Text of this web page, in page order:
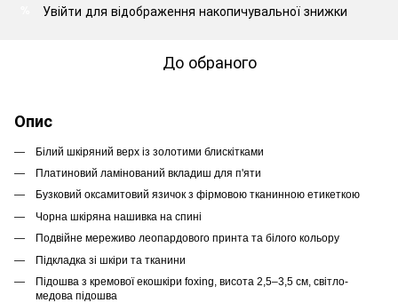
Увійти для відображення накопичувальної знижки
До обраного
Опис
Білий шкіряний верх із золотими блискітками
Платиновий ламінований вкладиш для п'яти
Бузковий оксамитовий язичок з фірмовою тканинною етикеткою
Чорна шкіряна нашивка на спині
Подвійне мереживо леопардового принта та білого кольору
Підкладка зі шкіри та тканини
Підошва з кремової екошкіри foxing, висота 2,5–3,5 см, світло-
медова підошва